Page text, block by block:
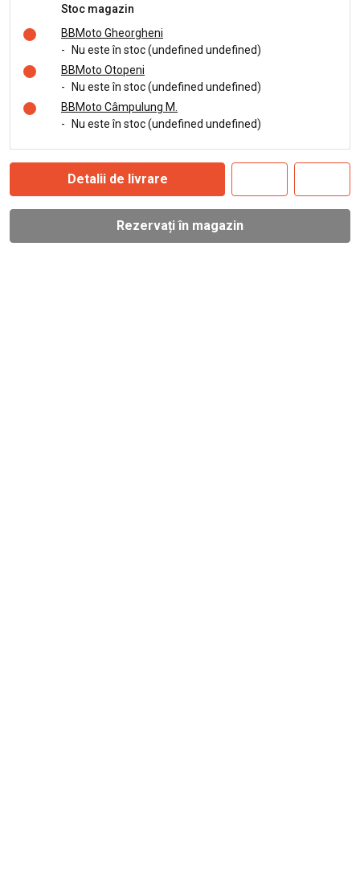
Stoc magazin
BBMoto Gheorgheni
-
Nu este în stoc (undefined undefined)
BBMoto Otopeni
-
Nu este în stoc (undefined undefined)
BBMoto Câmpulung M.
-
Nu este în stoc (undefined undefined)
Detalii de livrare
Rezervați în magazin